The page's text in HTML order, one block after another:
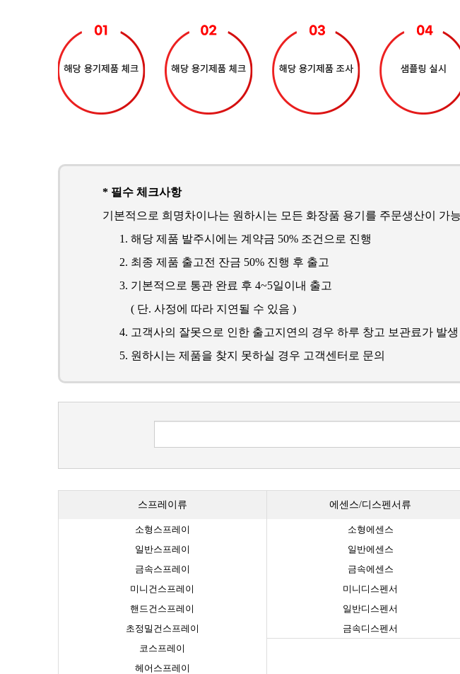
* 필수 체크사항
기본적으로 희명차이나는 원하시는 모든 화장품 용기를 주문생산이 가
해당 제품 발주시에는 계약금 50% 조건으로 진행
최종 제품 출고전 잔금 50% 진행 후 출고
기본적으로 통관 완료 후 4~5일이내 출고
( 단. 사정에 따라 지연될 수 있음 )
고객사의 잘못으로 인한 출고지연의 경우 하루 창고 보관료가 발생
원하시는 제품을 찾지 못하실 경우 고객센터로 문의
스프레이류
소형스프레이
일반스프레이
금속스프레이
미니건스프레이
핸드건스프레이
초정밀건스프레이
코스프레이
헤어스프레이
에센스/디스펜서류
소형에센스
일반에센스
금속에센스
미니디스펜서
일반디스펜서
금속디스펜서